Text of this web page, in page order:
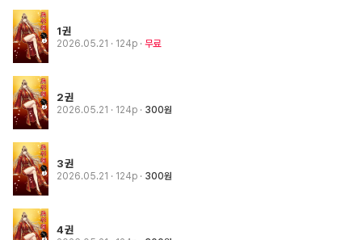
1권
2026.05.21 · 124p 무료
2권
2026.05.21 · 124p 300원
3권
2026.05.21 · 124p 300원
4권